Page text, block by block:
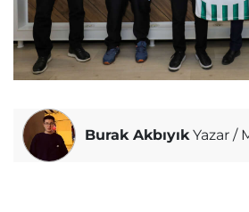
Burak AkbıyıkYazar /